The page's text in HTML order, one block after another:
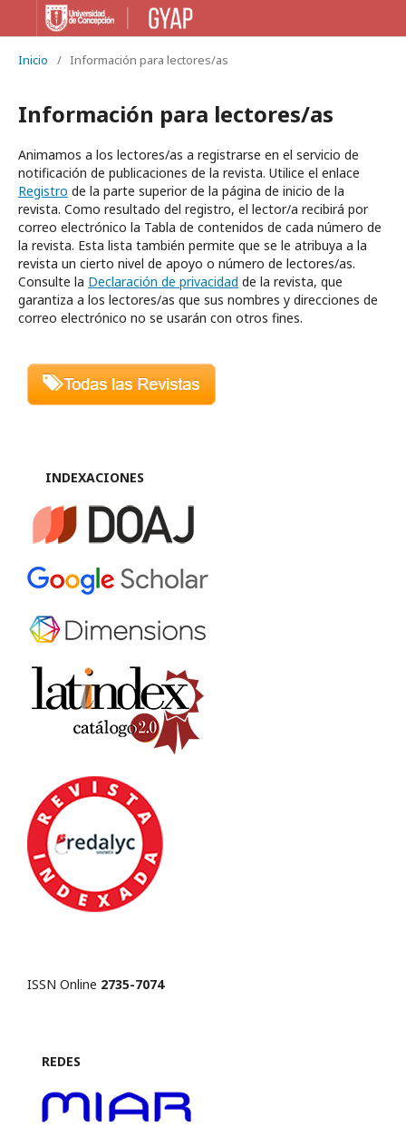
Inicio / Información para lectores/as
Información para lectores/as
Animamos a los lectores/as a registrarse en el servicio de
notificación de publicaciones de la revista. Utilice el enlace
Registro de la parte superior de la página de inicio de la
revista. Como resultado del registro, el lector/a recibirá por
correo electrónico la Tabla de contenidos de cada número de
la revista. Esta lista también permite que se le atribuya a la
revista un cierto nivel de apoyo o número de lectores/as.
Consulte la Declaración de privacidad de la revista, que
garantiza a los lectores/as que sus nombres y direcciones de
correo electrónico no se usarán con otros fines.
INDEXACIONES
ISSN Online 2735-7074
REDES